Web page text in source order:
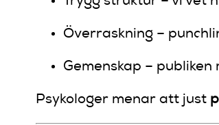
Överraskning –
Gemenskap – publiken
Psykologer menar att just